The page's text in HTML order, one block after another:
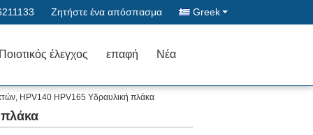
Ζητήστε ένα απόσπασμα Greek
Ποιοτικός έλεγχος επαφή Νέα
HPV140 HPV165 Υδραυλική πλάκα
πλάκα